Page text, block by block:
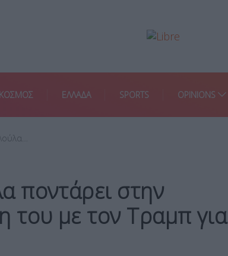
ΚΟΣΜΟΣ ΕΛΛΑΔΑ SPORTS OPINIONS
ποντάρει στην
του με τον Τραμπ για